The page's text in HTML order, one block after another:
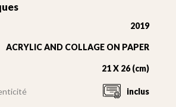
2019
ACRYLIC AND COLLAGE ON PAPER
21 X 26 (cm)
inclus